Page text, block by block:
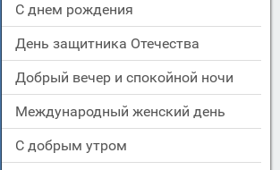
C днем рождения
День защитника Отечества
Добрый вечер и спокойной ночи
Международный женский день
С добрым утром